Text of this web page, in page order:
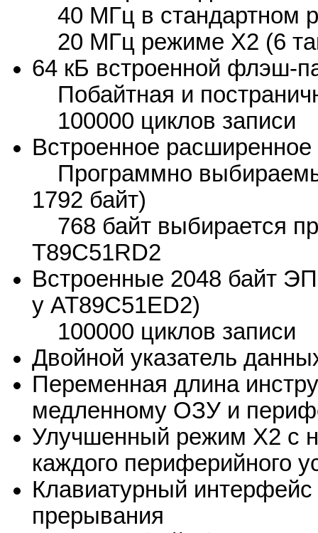
40 МГц в стандартном
20 МГц режиме X2 (6
64 кБ встроенной флэш-
Побайтная и
100000 циклов записи
Встроенное
Программно
1792 байт)
768 байт выбирается
T89C51RD2
Встроенные 2048 байт
у AT89C51ED2)
100000 циклов записи
Двойной указатель
Переменная длина
медленному ОЗУ и
Улучшенный режим X2 с
каждого периферийного
Клавиатурный
прерывания